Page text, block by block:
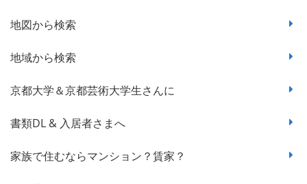
地図から検索
地域から検索
京都大学＆京都芸術大学生さんに
書類DL & 入居者さまへ
家族で住むならマンション？賃家？